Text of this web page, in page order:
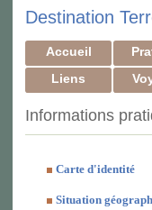
Destination
Accueil
Liens
Informations
Carte d'identité
Situation